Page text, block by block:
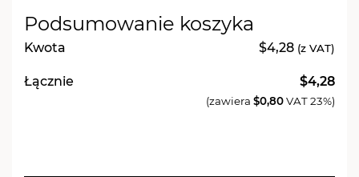
Wrzosowy
Podsumowanie koszyka
Kwota $4,28 (z VAT)
Łącznie $4,28
(zawiera $0,80VAT 23%)